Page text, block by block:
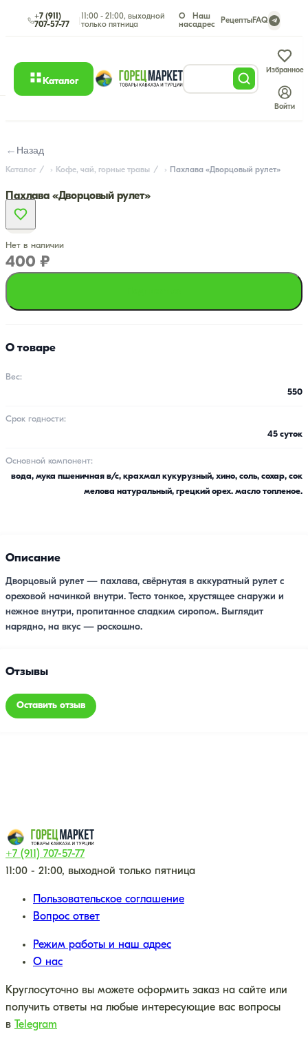
+7 (911)
707-57-77
11:00 - 21:00, выходной
только пятница
О
нас
Наш
адрес
РецептыFAQ
Каталог
Избранное
Войти
← Назад
Каталог Кофе, чай, горные травы Пахлава «Дворцовый рулет»
Пахлава «Дворцовый рулет»
Нет в наличии
400 ₽
О товаре
Вес:
550
Срок годности:
45 суток
Основной компонент:
вода, мука пшеничная в/с, крахмал кукурузный, хино, соль, сохар, сок
мелова натуральный, грецкий орех. масло топленое.
Описание
Дворцовый рулет — пахлава, свёрнутая в аккуратный рулет с
ореховой начинкой внутри. Тесто тонкое, хрустящее снаружи и
нежное внутри, пропитанное сладким сиропом. Выглядит
нарядно, на вкус — роскошно.
Отзывы
Оставить отзыв
+7 (911) 707-57-77
11:00 - 21:00, выходной только пятница
Пользовательское соглашение
Вопрос ответ
Режим работы и наш адрес
О нас
Круглосуточно вы можете оформить заказ на сайте или
получить ответы на любые интересующие вас вопросы
в
Telegram